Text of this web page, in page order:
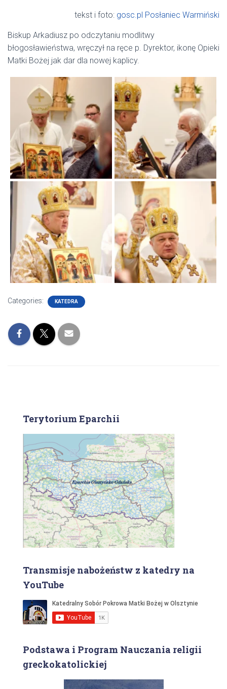
tekst i foto: gosc.pl Posłaniec Warmiński
Biskup Arkadiusz po odczytaniu modlitwy
błogosławieństwa, wręczył na ręce p. Dyrektor, ikonę Opieki
Matki Bożej jak dar dla nowej kaplicy.
Categories: KATEDRA
Terytorium Eparchii
Transmisje nabożeństw z katedry na
YouTube
Podstawa i Program Nauczania religii
greckokatolickiej